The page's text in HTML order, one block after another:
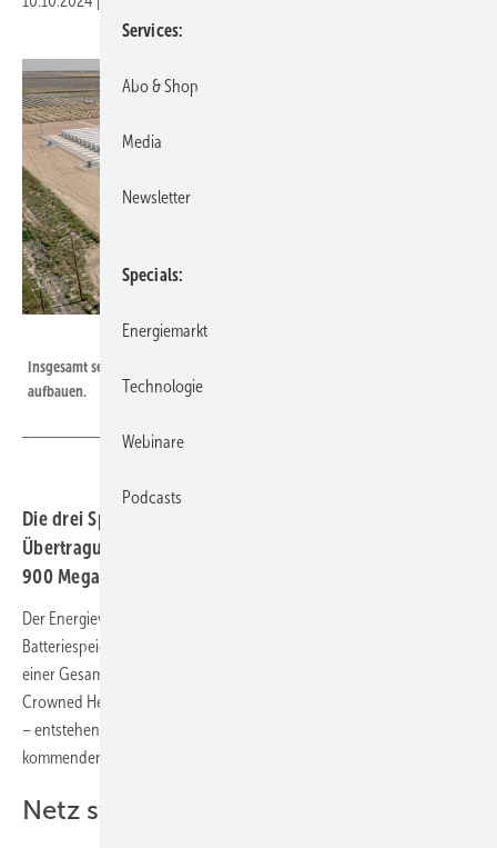
Insgesamt sechs Gigawatt Großspeicherleistung will RWE weltweit bis 2030
aufbauen.
Die drei Speicher werden in Texas zur Unterstützung des
Übertragungsnetzes eingesetzt. Sie können zusammen
900 Megawattstunden Strom zwischenlagern.
Der Energieversorger RWE baut derzeit in den USA gleich drei große
Batteriespeicher mit einer Gesamtleistung von 450 Megawatt und
einer Gesamtkapazität von 900 Megawattstunden. Die drei Speicher
Crowned Heron 1 und Crowned Heron 2 sowie das Projekt Cartwheel
– entstehen in Texas. Sie sind derzeit im Bau und sollen im
kommenden Jahr ans Netz gehen.
Netz stabil halten
Services
Abo & Shop
Media
Newsletter
Specials
Energiemarkt
Technologie
Webinare
Podcasts